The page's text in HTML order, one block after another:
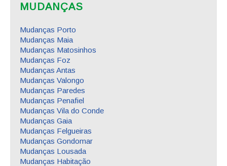
MUDANÇAS
Mudanças Porto
Mudanças Maia
Mudanças Matosinhos
Mudanças Foz
Mudanças Antas
Mudanças Valongo
Mudanças Paredes
Mudanças Penafiel
Mudanças Vila do Conde
Mudanças Gaia
Mudanças Felgueiras
Mudanças Gondomar
Mudanças Lousada
Mudanças Habitação